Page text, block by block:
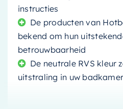
instructies
De producten van
bekend om hun
betrouwbaarheid
De neutrale RVS kleur
uitstraling in uw badkamer